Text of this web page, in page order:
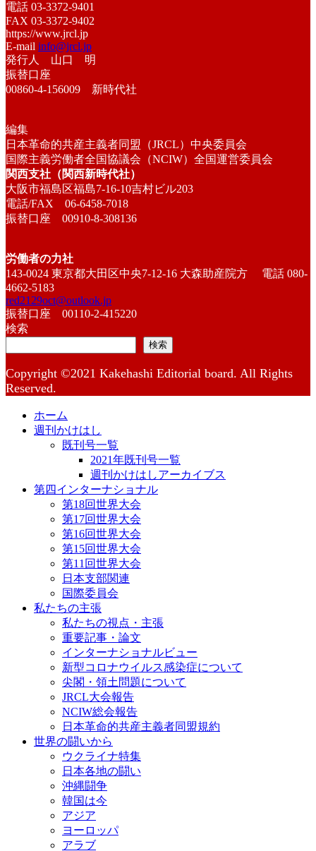
電話 03-3372-9401
FAX 03-3372-9402
https://www.jrcl.jp
E-mail info@jrcl.jp
発行人 山口 明
振替口座
00860-4-156009 新時代社
編集
日本革命的共産主義者同盟（JRCL）中央委員会
国際主義労働者全国協議会（NCIW）全国運営委員会
関西支社（関西新時代社）
大阪市福島区福島7-16-10吉村ビル203
電話/FAX 06-6458-7018
振替口座 00910-8-308136
労働者の力社
143-0024 東京都大田区中央7-12-16 大森助産院方 電話 080-
4662-5183
red2129oct@outlook.jp
振替口座 00110-2-415220
検索
検索
Copyright ©2021 Kakehashi Editorial board. All Rights
Reserved.
ホーム
週刊かけはし
既刊号一覧
2021年既刊号一覧
週刊かけはしアーカイブス
第四インターナショナル
第18回世界大会
第17回世界大会
第16回世界大会
第15回世界大会
第11回世界大会
日本支部関連
国際委員会
私たちの主張
私たちの視点・主張
重要記事・論文
インターナショナルビュー
新型コロナウイルス感染症について
尖閣・領土問題について
JRCL大会報告
NCIW総会報告
日本革命的共産主義者同盟規約
世界の闘いから
ウクライナ特集
日本各地の闘い
沖縄闘争
韓国は今
アジア
ヨーロッパ
アラブ